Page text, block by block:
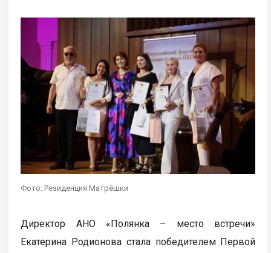
Фото: Резиденция Матрёшки
Директор АНО «Полянка – место встречи»
Екатерина Родионова стала победителем Первой